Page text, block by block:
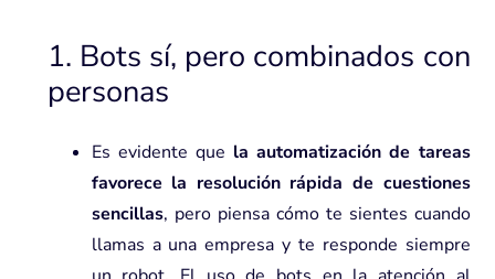
1. Bots sí, pero combinados con
personas
Es evidente que la automatización de tareas
favorece la resolución rápida de cuestiones
sencillas, pero piensa cómo te sientes cuando
llamas a una empresa y te responde siempre